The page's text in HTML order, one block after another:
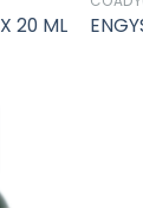
20 ML
de